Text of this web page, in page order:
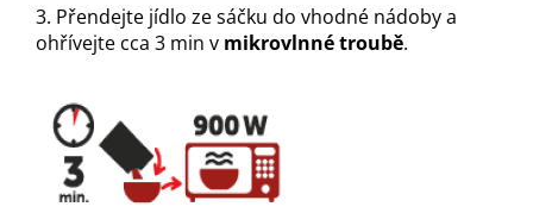
3. Přendejte jídlo ze sáčku do vhodné nádoby a
ohřívejte cca 3 min v mikrovlnné troubě.